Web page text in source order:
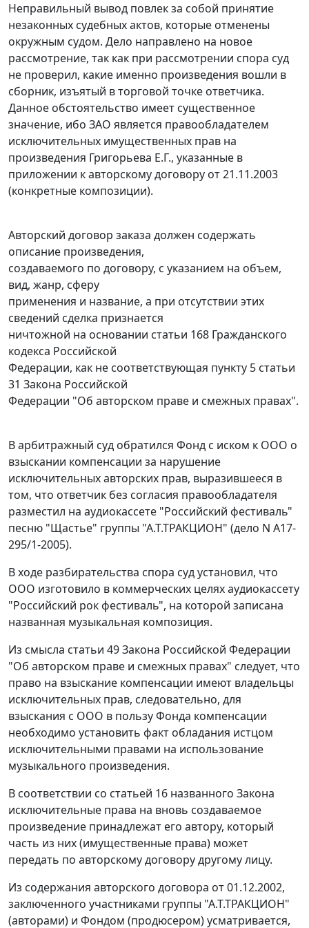
Неправильный вывод повлек за собой принятие
незаконных судебных актов, которые отменены
окружным судом. Дело направлено на новое
рассмотрение, так как при рассмотрении спора суд
не проверил, какие именно произведения вошли в
сборник, изъятый в торговой точке ответчика.
Данное обстоятельство имеет существенное
значение, ибо ЗАО является правообладателем
исключительных имущественных прав на
произведения Григорьева Е.Г., указанные в
приложении к авторскому договору от 21.11.2003
(конкретные композиции).
Авторский договор заказа должен содержать
описание произведения,
создаваемого по договору, с указанием на объем,
вид, жанр, сферу
применения и название, а при отсутствии этих
сведений сделка признается
ничтожной на основании статьи 168 Гражданского
кодекса Российской
Федерации, как не соответствующая пункту 5 статьи
31 Закона Российской
Федерации "Об авторском праве и смежных правах".
В арбитражный суд обратился Фонд с иском к ООО о
взыскании компенсации за нарушение
исключительных авторских прав, выразившееся в
том, что ответчик без согласия правообладателя
разместил на аудиокассете "Российский фестиваль"
песню "Щастье" группы "А.Т.ТРАКЦИОН" (дело N А17-
295/1-2005).
В ходе разбирательства спора суд установил, что
ООО изготовило в коммерческих целях аудиокассету
"Российский рок фестиваль", на которой записана
названная музыкальная композиция.
Из смысла статьи 49Закона Российской Федерации
"Об авторском праве и смежных правах" следует, что
право на взыскание компенсации имеют владельцы
исключительных прав, следовательно, для
взыскания с ООО в пользу Фонда компенсации
необходимо установить факт обладания истцом
исключительными правами на использование
музыкального произведения.
В соответствии со статьей 16 названного Закона
исключительные права на вновь создаваемое
произведение принадлежат его автору, который
часть из них (имущественные права) может
передать по авторскому договору другому лицу.
Из содержания авторского договора от 01.12.2002,
заключенного участниками группы "А.Т.ТРАКЦИОН"
(авторами) и Фондом (продюсером) усматривается,